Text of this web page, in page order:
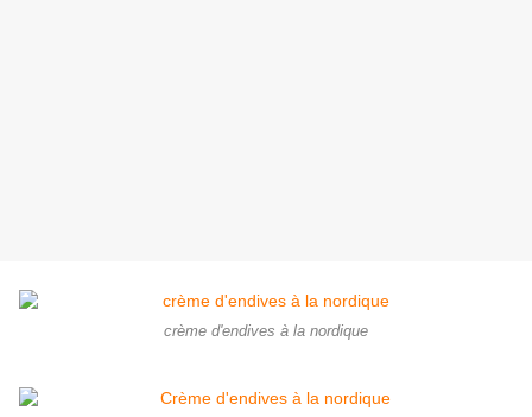
crème d'endives à la nordique